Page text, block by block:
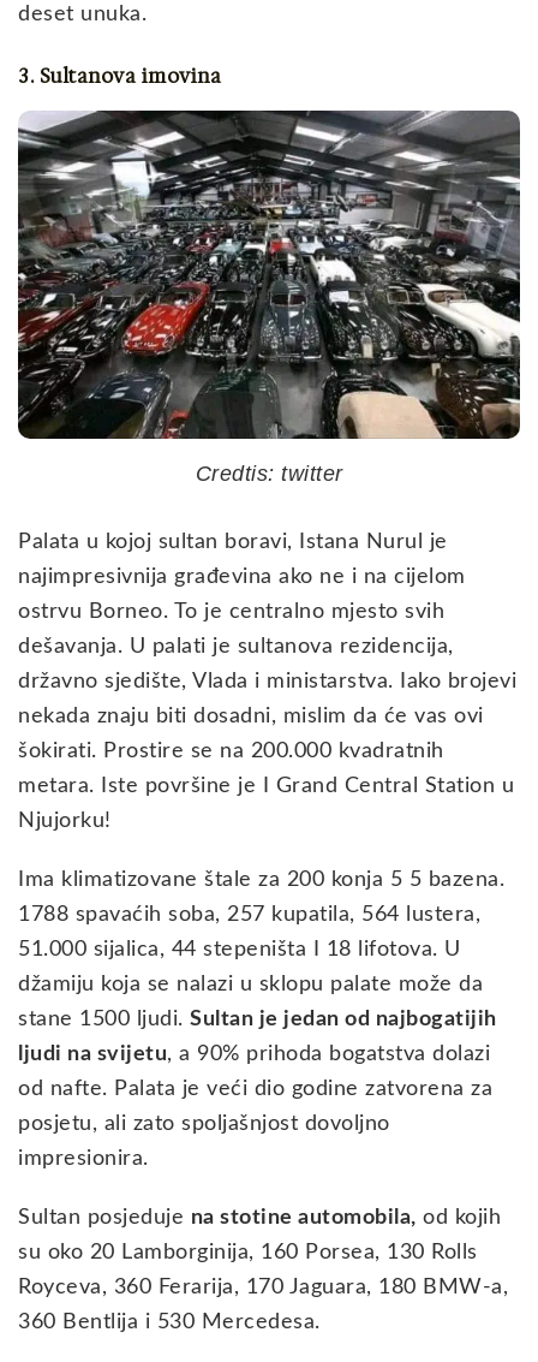
deset unuka.
3. Sultanova imovina
Credtis: twitter
Palata u kojoj sultan boravi, Istana Nurul je
najimpresivnija građevina ako ne i na cijelom
ostrvu Borneo. To je centralno mjesto svih
dešavanja. U palati je sultanova rezidencija,
državno sjedište, Vlada i ministarstva. Iako brojevi
nekada znaju biti dosadni, mislim da će vas ovi
šokirati. Prostire se na 200.000 kvadratnih
metara. Iste površine je I Grand Central Station u
Njujorku!
Ima klimatizovane štale za 200 konja 5 5 bazena.
1788 spavaćih soba, 257 kupatila, 564 lustera,
51.000 sijalica, 44 stepeništa I 18 lifotova. U
džamiju koja se nalazi u sklopu palate može da
stane 1500 ljudi. Sultan je jedan od najbogatijih
ljudi na svijetu, a 90% prihoda bogatstva dolazi
od nafte. Palata je veći dio godine zatvorena za
posjetu, ali zato spoljašnjost dovoljno
impresionira.
Sultan posjeduje na stotine automobila, od kojih
su oko 20 Lamborginija, 160 Porsea, 130 Rolls
Royceva, 360 Ferarija, 170 Jaguara, 180 BMW-a,
360 Bentlija i 530 Mercedesa.